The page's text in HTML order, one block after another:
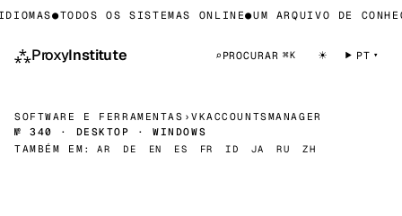
●TODOS OS SISTEMAS ONLINE ●UM ARQUIVO DE
⁂ProxyInstitute ⌕ PROCURAR ⌘K ☀ PT
SOFTWARE E FERRAMENTAS ›VKACCOUNTSMANAGER
№ 340 · DESKTOP · WINDOWS
TAMBÉM EM:
AR DE EN ES FR ID JA RU ZH